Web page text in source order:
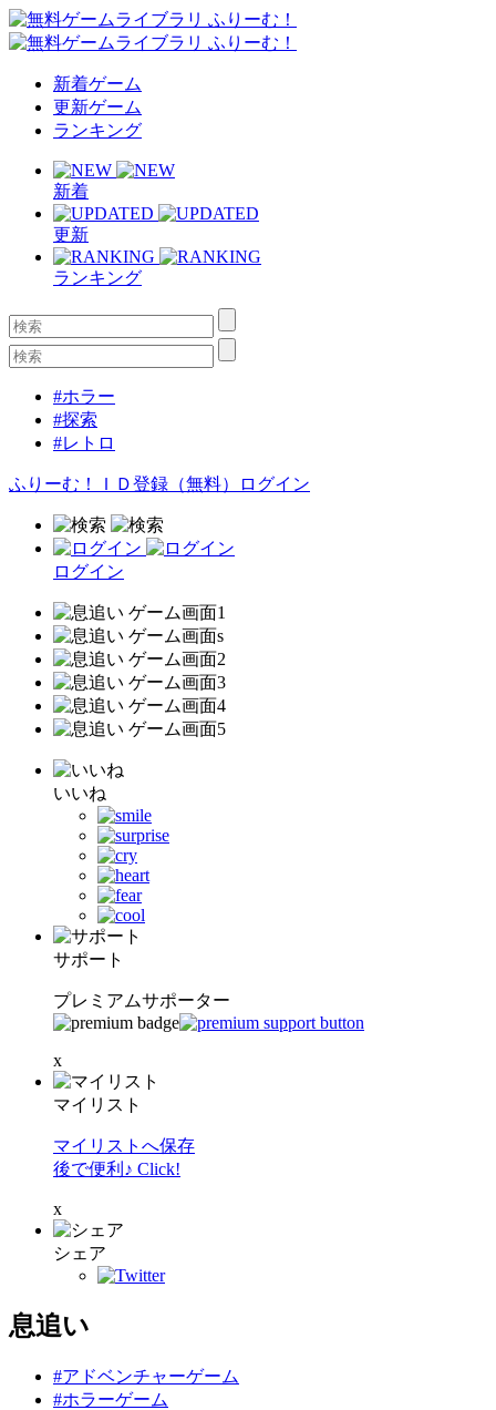
新着ゲーム
更新ゲーム
ランキング
新着
更新
ランキング
#ホラー
#探索
#レトロ
ふりーむ！ＩＤ登録（無料） ログイン
ログイン
いいね
サポート
プレミアムサポーター
x
マイリスト
マイリストへ保存
後で便利♪ Click!
x
シェア
息追い
#アドベンチャーゲーム
#ホラーゲーム